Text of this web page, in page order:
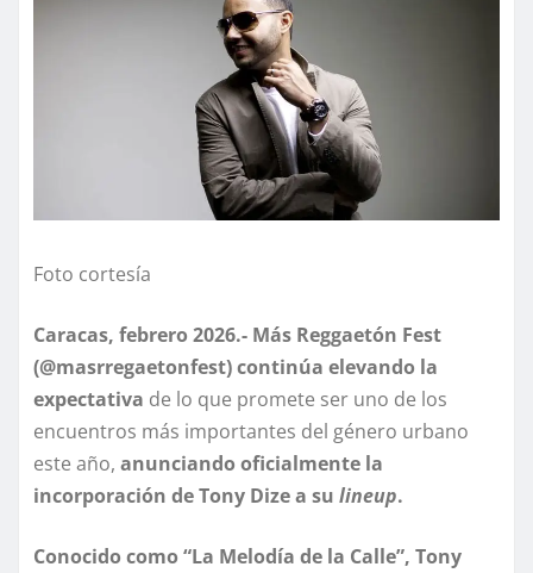
Foto cortesía
Caracas, febrero 2026.- Más Reggaetón Fest
(@masrregaetonfest) continúa elevando la
expectativa de lo que promete ser uno de los
encuentros más importantes del género urbano
este año, anunciando oficialmente la
incorporación de Tony Dize a su lineup.
Conocido como “La Melodía de la Calle”, Tony